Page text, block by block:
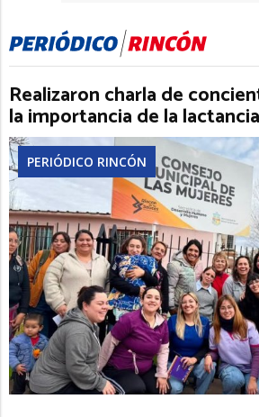
Realizaron charla de
la importancia de la
PERIÓDICO RINCÓN